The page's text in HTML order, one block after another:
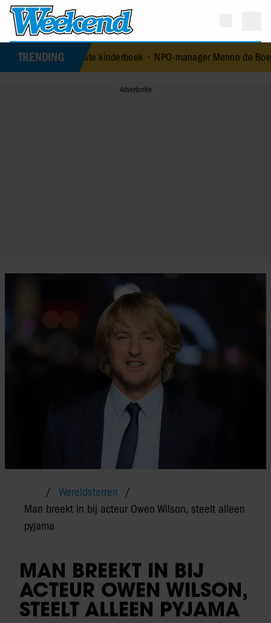
TRENDING
eerste kinderboek•NPO-manager Menno de Boer geschorst
Wereldsterren
Man breekt in bij acteur Owen Wilson, steelt alleen
pyjama
MAN BREEKT IN BIJ
ACTEUR OWEN WILSON,
STEELT ALLEEN PYJAMA